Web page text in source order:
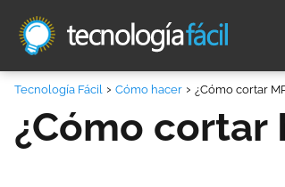
Tecnología Fácil Cómo hacer ¿Cómo cortar
¿Cómo cortar